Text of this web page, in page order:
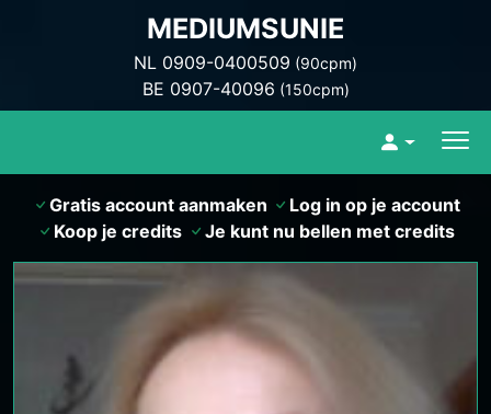
MEDIUMSUNIE
NL 0909-0400509 (90cpm)
BE 0907-40096 (150cpm)
Gratis account aanmaken
Log in op je account
Koop je credits
Je kunt nu bellen met credits